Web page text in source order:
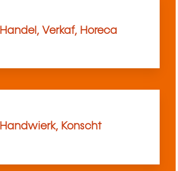
Handel, Verkaf, Horeca
Handwierk, Konscht